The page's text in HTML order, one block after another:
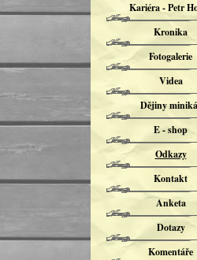
Kariéra - Petr
Kronika
Fotogalerie
Videa
Dějiny
E - shop
Odkazy
Kontakt
Anketa
Dotazy
Komentáře